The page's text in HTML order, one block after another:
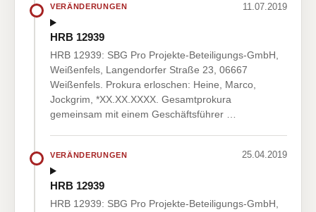
VERÄNDERUNGEN 11.07.2019
HRB 12939
HRB 12939: SBG Pro Projekte-Beteiligungs-GmbH,
Weißenfels, Langendorfer Straße 23, 06667
Weißenfels. Prokura erloschen: Heine, Marco,
Jockgrim, *XX.XX.XXXX. Gesamtprokura
gemeinsam mit einem Geschäftsführer …
VERÄNDERUNGEN 25.04.2019
HRB 12939
HRB 12939: SBG Pro Projekte-Beteiligungs-GmbH,